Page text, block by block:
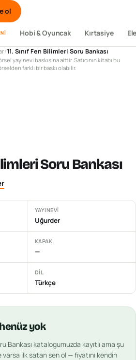
ol
Hobi & Oyuncak Kırtasiye
/11. Sınıf Fen Bilimleri Soru Bankası
yayınevi baskısına aittir. Satıcının kitabı bu
farklı bir baskı olabilir.
Soru Bankası
YAYINEVI
Uğurder
KAPAK
—
DIL
Türkçe
yok
Bankası katalogumuzda kayıtlı ama şu
ilk satan sen ol — fiyatını kendin